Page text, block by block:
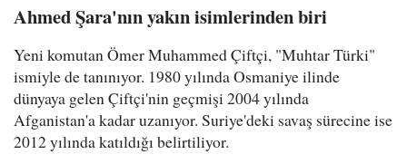
Ahmed Şara'nın yakın isimlerinden biri
Yeni komutan Ömer Muhammed Çiftçi, "Muhtar Türki"
ismiyle de tanınıyor. 1980 yılında Osmaniye ilinde
dünyaya gelen Çiftçi'nin geçmişi 2004 yılında
Afganistan'a kadar uzanıyor. Suriye'deki savaş sürecine ise
2012 yılında katıldığı belirtiliyor.